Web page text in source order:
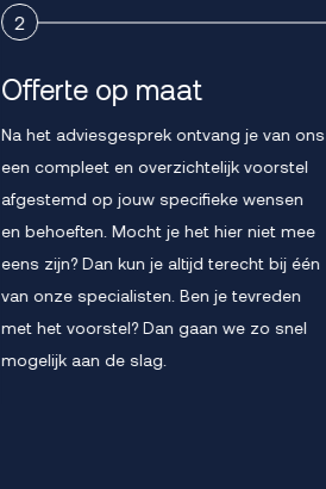
2
Offerte op maat
Na het adviesgesprek ontvang je van ons
een compleet en overzichtelijk voorstel
afgestemd op jouw specifieke wensen
en behoeften. Mocht je het hier niet mee
eens zijn? Dan kun je altijd terecht bij één
van onze specialisten. Ben je tevreden
met het voorstel? Dan gaan we zo snel
mogelijk aan de slag.